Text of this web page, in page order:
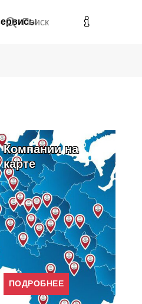
Поиск
Компании на
карте
ПОДРОБНЕЕ